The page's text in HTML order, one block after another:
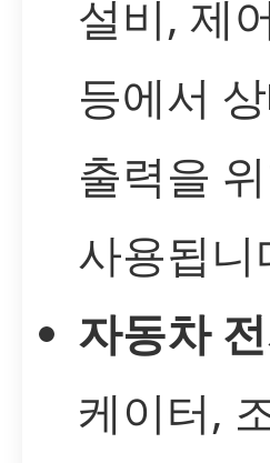
설비, 제
등에서
출력을
사용됩니
자동차
케이터,